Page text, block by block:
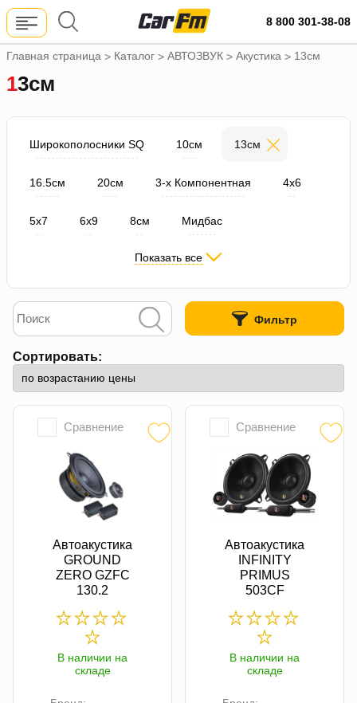
8 800 301-38-08
Главная страница > Каталог > АВТОЗВУК > Акустика > 13см
13см
Широкополосники SQ 10см 13см
16.5см 20см 3-х Компонентная 4х6
5х7 6х9 8см Мидбас
Остальные размеры Среднечастотники
Эстрадная акустика
Показать все
Фильтр
Сортировать:
Сравнение
Автоакустика
GROUND
ZERO GZFC
130.2
В наличии на
складе
Сравнение
Автоакустика
INFINITY
PRIMUS
503CF
В наличии на
складе